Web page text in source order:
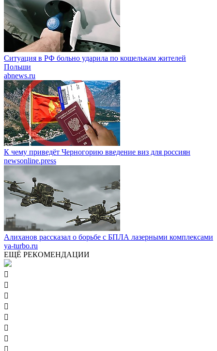
Ситуация в РФ больно ударила по кошелькам жителей
Польши
abnews.ru
К чему приведёт Черногорию введение виз для россиян
newsonline.press
Алиханов рассказал о борьбе с БПЛА лазерными комплексами
ya-turbo.ru
ЕЩЁ РЕКОМЕНДАЦИИ







